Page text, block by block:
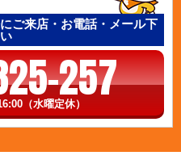
ご来店・お電話・メール下
257
（水曜定休）